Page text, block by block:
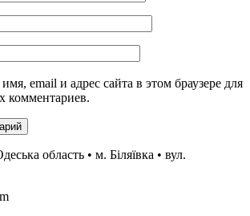
email и адрес сайта в этом браузере для
комментариев.
область • м. Біляївка • вул.